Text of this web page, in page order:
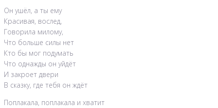
Он ушёл, а ты ему
Красивая, вослед,
Говорила милому,
Что больше силы нет
Кто бы мог подумать
Что однажды он уйдёт
И закроет двери
В сказку, где тебя он ждёт
Поплакала, поплакала и хватит